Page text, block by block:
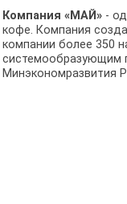
Компания «МАЙ»-
кофе. Компания
компании более 350
системообразующим
Минэкономразвития